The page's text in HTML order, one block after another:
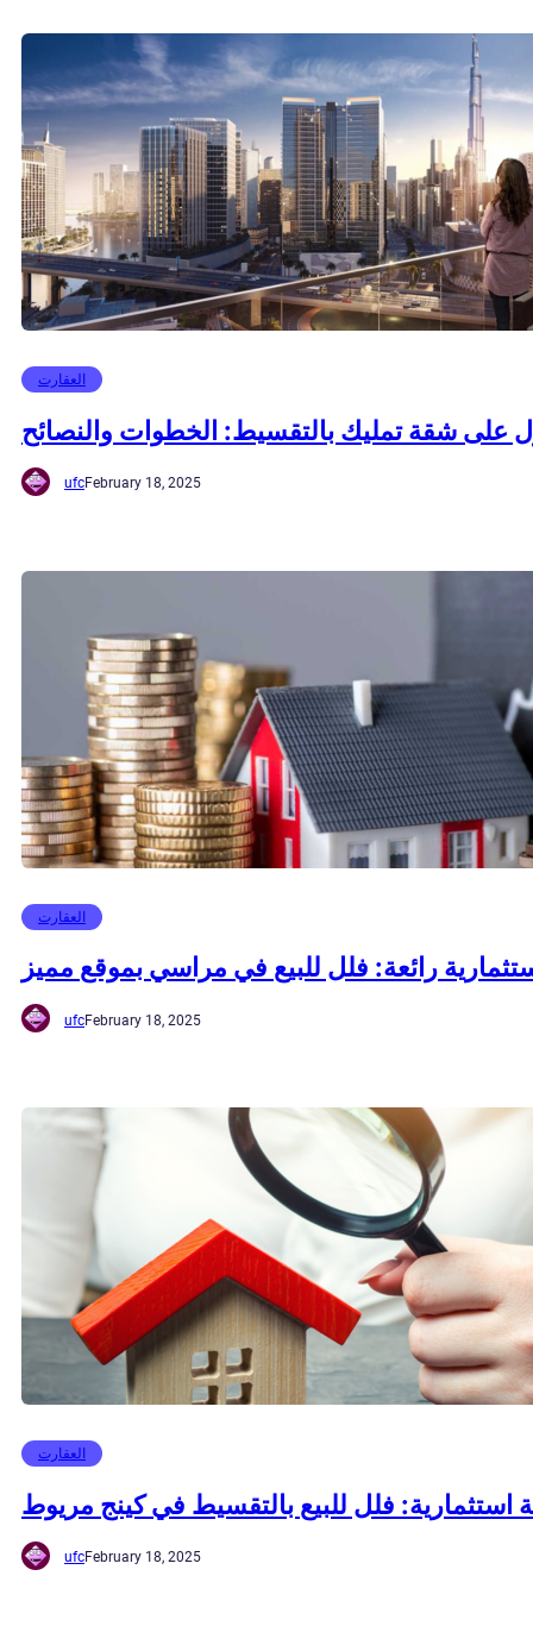
العقارت
على شقة تمليك بالتقسيط: الخطوات والنصائح
ufcFebruary 18, 2025
العقارت
رائعة: فلل للبيع في مراسي بموقع مميز
ufcFebruary 18, 2025
العقارت
استثمارية: فلل للبيع بالتقسيط في كينج مريوط
ufcFebruary 18, 2025